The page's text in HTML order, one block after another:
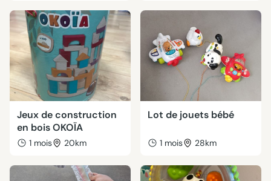
Jeux de construction
en bois OKOÏA
1 mois 20km
Lot de jouets bébé
1 mois 28km